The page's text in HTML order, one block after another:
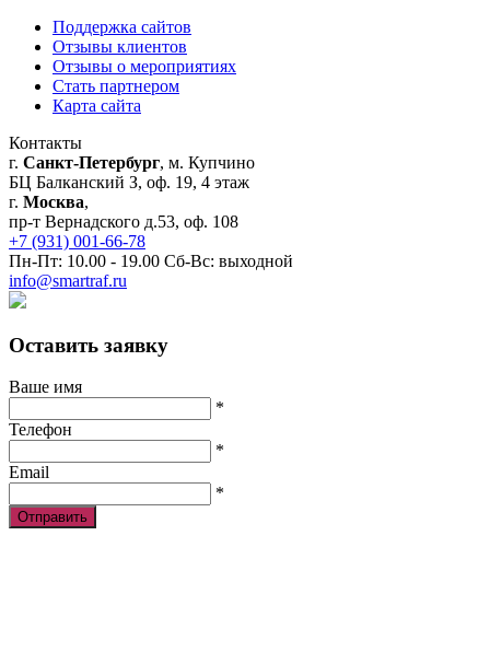
Поддержка сайтов
Отзывы клиентов
Отзывы о мероприятиях
Стать партнером
Карта сайта
Контакты
г. Санкт-Петербург, м. Купчино
БЦ Балканский З, оф. 19, 4 этаж
г. Москва,
пр-т Вернадского д.53, оф. 108
+7 (931) 001-66-78
Пн-Пт: 10.00 - 19.00 Сб-Вс: выходной
info@smartraf.ru
Оставить заявку
Ваше имя
*
Телефон
*
Email
*